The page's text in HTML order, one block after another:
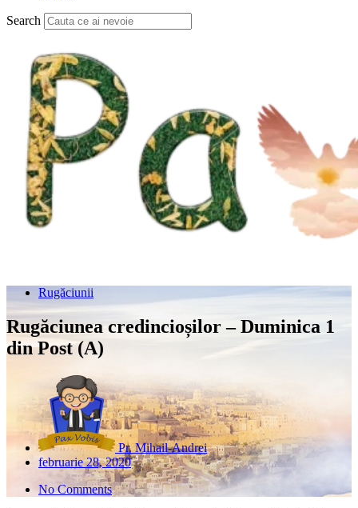
Search
Rugăciunii
Rugăciunea credincioșilor – Duminica 1
din Post (A)
Pr. Mihail-Andrei
februarie 28, 2020
No Comments